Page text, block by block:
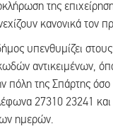
της
κανονικά τον
υπενθυμίζει στους
αντικειμένων,
πόλη της Σπάρτης όσο
27310 23241
ημερών.